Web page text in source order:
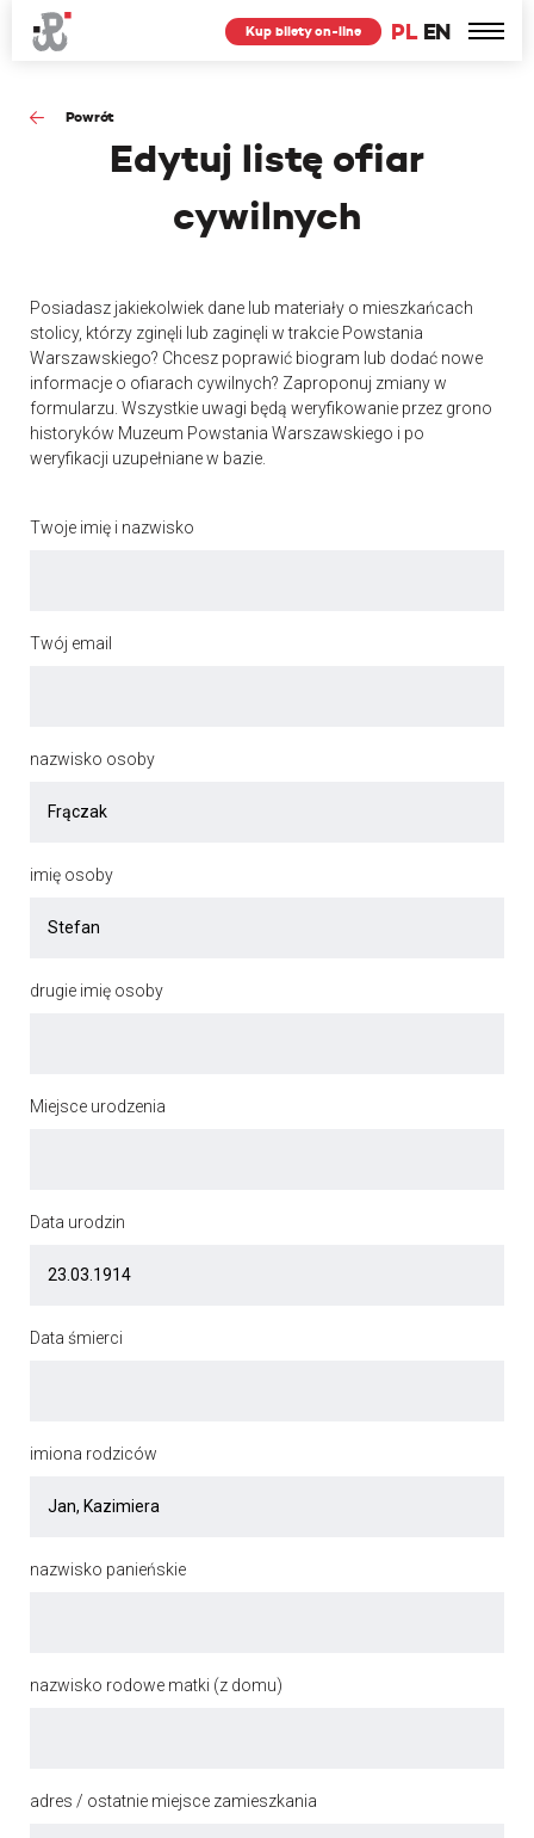
PL EN
Kup bilety on-line
Powrót
Edytuj listę ofiar
cywilnych
Posiadasz jakiekolwiek dane lub materiały o mieszkańcach
stolicy, którzy zginęli lub zaginęli w trakcie Powstania
Warszawskiego? Chcesz poprawić biogram lub dodać nowe
informacje o ofiarach cywilnych? Zaproponuj zmiany w
formularzu. Wszystkie uwagi będą weryfikowanie przez grono
historyków Muzeum Powstania Warszawskiego i po
weryfikacji uzupełniane w bazie.
Twoje imię i nazwisko
Twój email
nazwisko osoby
imię osoby
drugie imię osoby
Miejsce urodzenia
Data urodzin
Data śmierci
imiona rodziców
nazwisko panieńskie
nazwisko rodowe matki (z domu)
adres / ostatnie miejsce zamieszkania